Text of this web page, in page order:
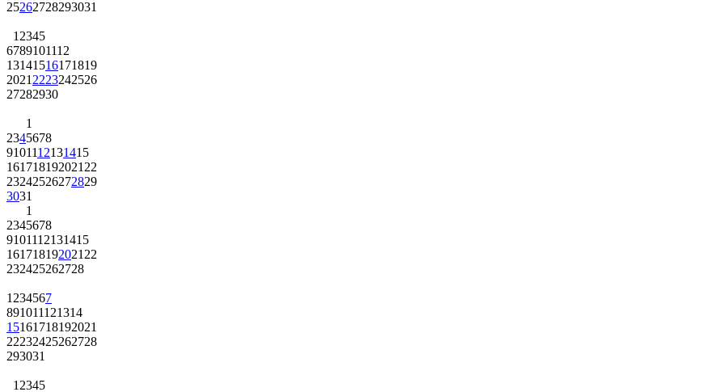
25262728293031
1 2345
6789101112
13141516171819
2021 2223242526
27282930
1
2345678
9101112131415
161718192021 22
23242526272829
3031
1
2345678
9101112131415
161718192021 22
232425262728
1 234567
891011121314
15161718192021
22232425262728
293031
1 2345